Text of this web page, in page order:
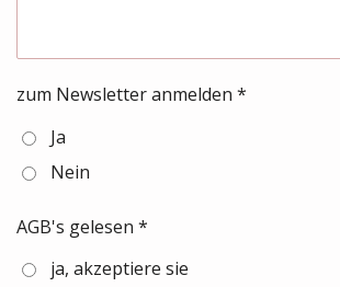
zum Newsletter anmelden *
Ja
Nein
AGB's gelesen *
ja, akzeptiere sie